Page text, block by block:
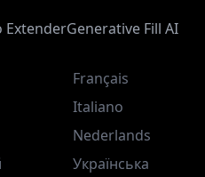
ExtenderGenerative Fill AI
Français
Italiano
Nederlands
Українська